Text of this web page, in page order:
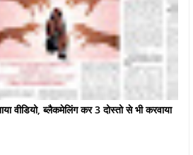
वीडियो, ब्लैकमेलिंग कर 3 दोस्तो से भी करवाया